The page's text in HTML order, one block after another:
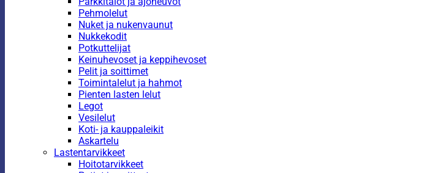
Pehmolelut
Nuket ja nukenvaunut
Nukkekodit
Potkuttelijat
Keinuhevoset ja keppihevoset
Pelit ja soittimet
Toimintalelut ja hahmot
Pienten lasten lelut
Legot
Vesilelut
Koti- ja kauppaleikit
Askartelu
Lastentarvikkeet
Hoitotarvikkeet